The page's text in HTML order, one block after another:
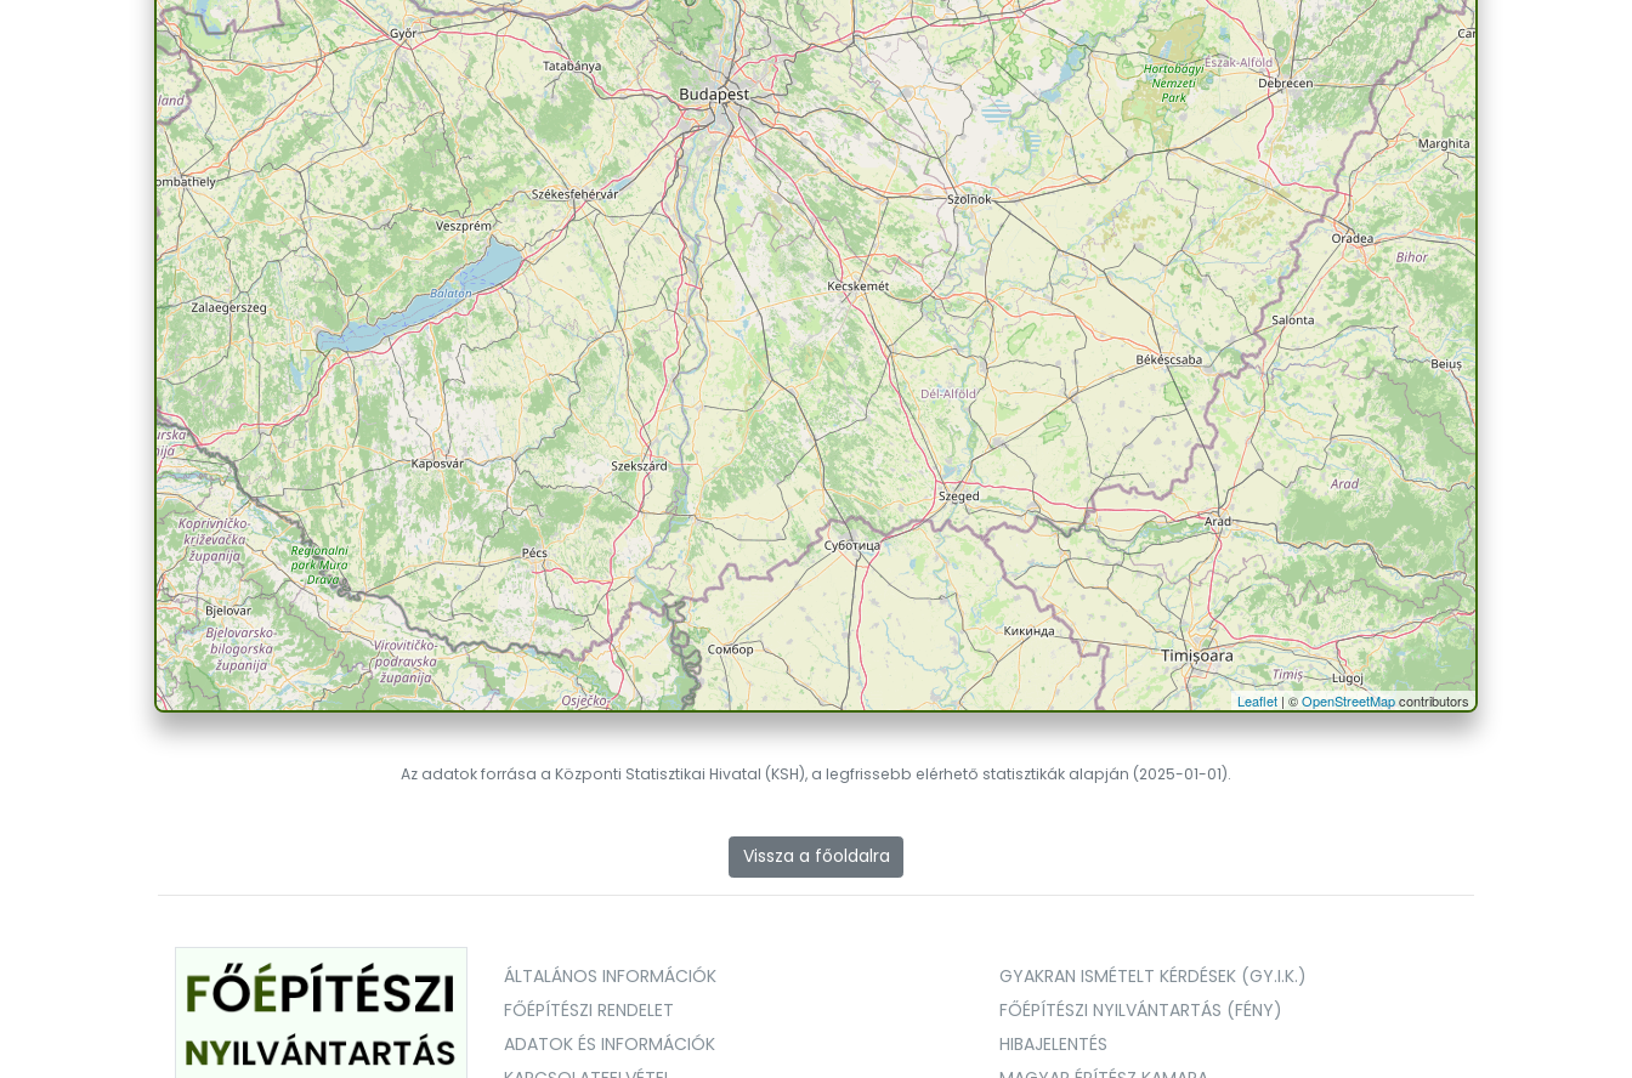
Leaflet | ©OpenStreetMapcontributors
Az adatok forrása a Központi Statisztikai Hivatal (KSH), a legfrissebb elérhető statisztikák alapján (2025-01-01).
Vissza a főoldalra
ÁLTALÁNOS INFORMÁCIÓK
GYAKRAN ISMÉTELT KÉRDÉSEK (GY.I.K.)
FŐÉPÍTÉSZI RENDELET
FŐÉPÍTÉSZI NYILVÁNTARTÁS (FÉNY)
ADATOK ÉS INFORMÁCIÓK
HIBAJELENTÉS